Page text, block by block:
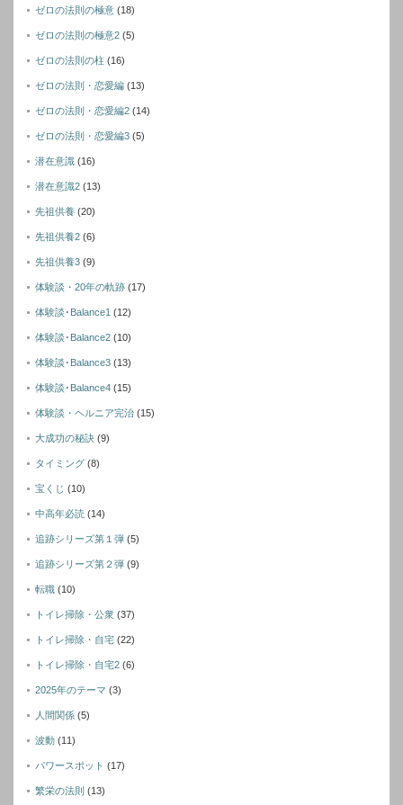
ゼロの法則の極意 (18)
ゼロの法則の極意2 (5)
ゼロの法則の柱 (16)
ゼロの法則・恋愛編 (13)
ゼロの法則・恋愛編2 (14)
ゼロの法則・恋愛編3 (5)
潜在意識 (16)
潜在意識2 (13)
先祖供養 (20)
先祖供養2 (6)
先祖供養3 (9)
体験談・20年の軌跡 (17)
体験談･Balance1 (12)
体験談･Balance2 (10)
体験談･Balance3 (13)
体験談･Balance4 (15)
体験談・ヘルニア完治 (15)
大成功の秘訣 (9)
タイミング (8)
宝くじ (10)
中高年必読 (14)
追跡シリーズ第１弾 (5)
追跡シリーズ第２弾 (9)
転職 (10)
トイレ掃除・公衆 (37)
トイレ掃除・自宅 (22)
トイレ掃除・自宅2 (6)
2025年のテーマ (3)
人間関係 (5)
波動 (11)
パワースポット (17)
繁栄の法則 (13)